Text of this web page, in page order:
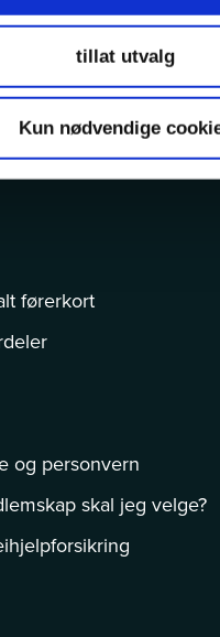
tillat utvalg
Kun nødvendige
førerkort
og personvern
skal jeg velge?